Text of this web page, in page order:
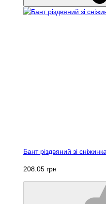
Бант різдвяний зі
208.05 грн